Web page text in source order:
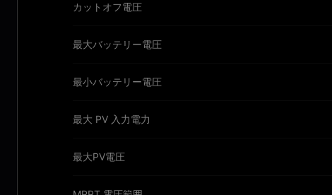
カットオフ電圧
最大バッテリー電圧
最小バッテリー電圧
最大 PV 入力電力
最大PV電圧